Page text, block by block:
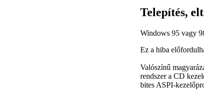
Telepítés,
Windows 95 vagy
Ez a hiba
Valószínű
rendszer a CD
bites ASPI-